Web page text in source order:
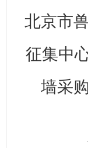
北京市
征集中
墙采